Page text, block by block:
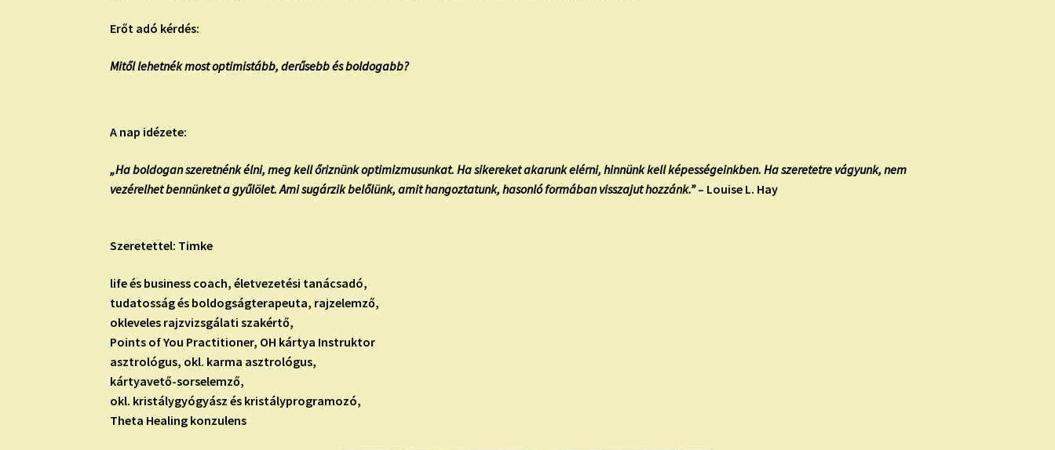
Erőt adó kérdés:
Mitől lehetnék most optimistább, derűsebb és boldogabb?
A nap idézete:
„Ha boldogan szeretnénk élni, meg kell őriznünk optimizmusunkat. Ha sikereket akarunk elérni, hinnünk kell képességeinkben. Ha szeretetre vágyunk, nem
vezérelhet bennünket a gyűlölet. Ami sugárzik belőlünk, amit hangoztatunk, hasonló formában visszajut hozzánk.”– Louise L. Hay
Szeretettel: Timke
life és business coach, életvezetési tanácsadó,
tudatosság és boldogságterapeuta, rajzelemző,
okleveles rajzvizsgálati szakértő,
Points of You Practitioner, OH kártya Instruktor
asztrológus, okl. karma asztrológus,
kártyavető-sorselemző,
okl. kristálygyógyász és kristályprogramozó,
Theta Healing konzulens